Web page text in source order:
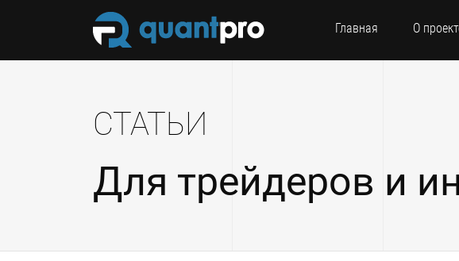
Главная О
СТАТЬИ
Для трейдеров и